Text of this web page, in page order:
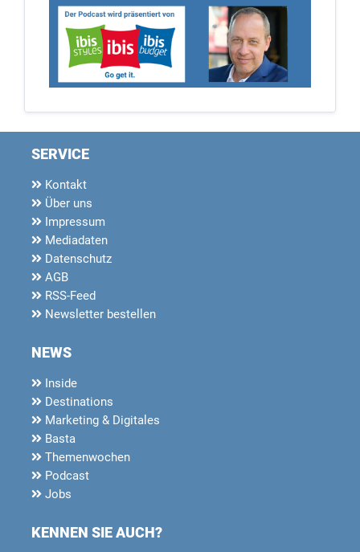
SERVICE
Kontakt
Über uns
Impressum
Mediadaten
Datenschutz
AGB
RSS-Feed
Newsletter bestellen
NEWS
Inside
Destinations
Marketing & Digitales
Basta
Themenwochen
Podcast
Jobs
KENNEN SIE AUCH?